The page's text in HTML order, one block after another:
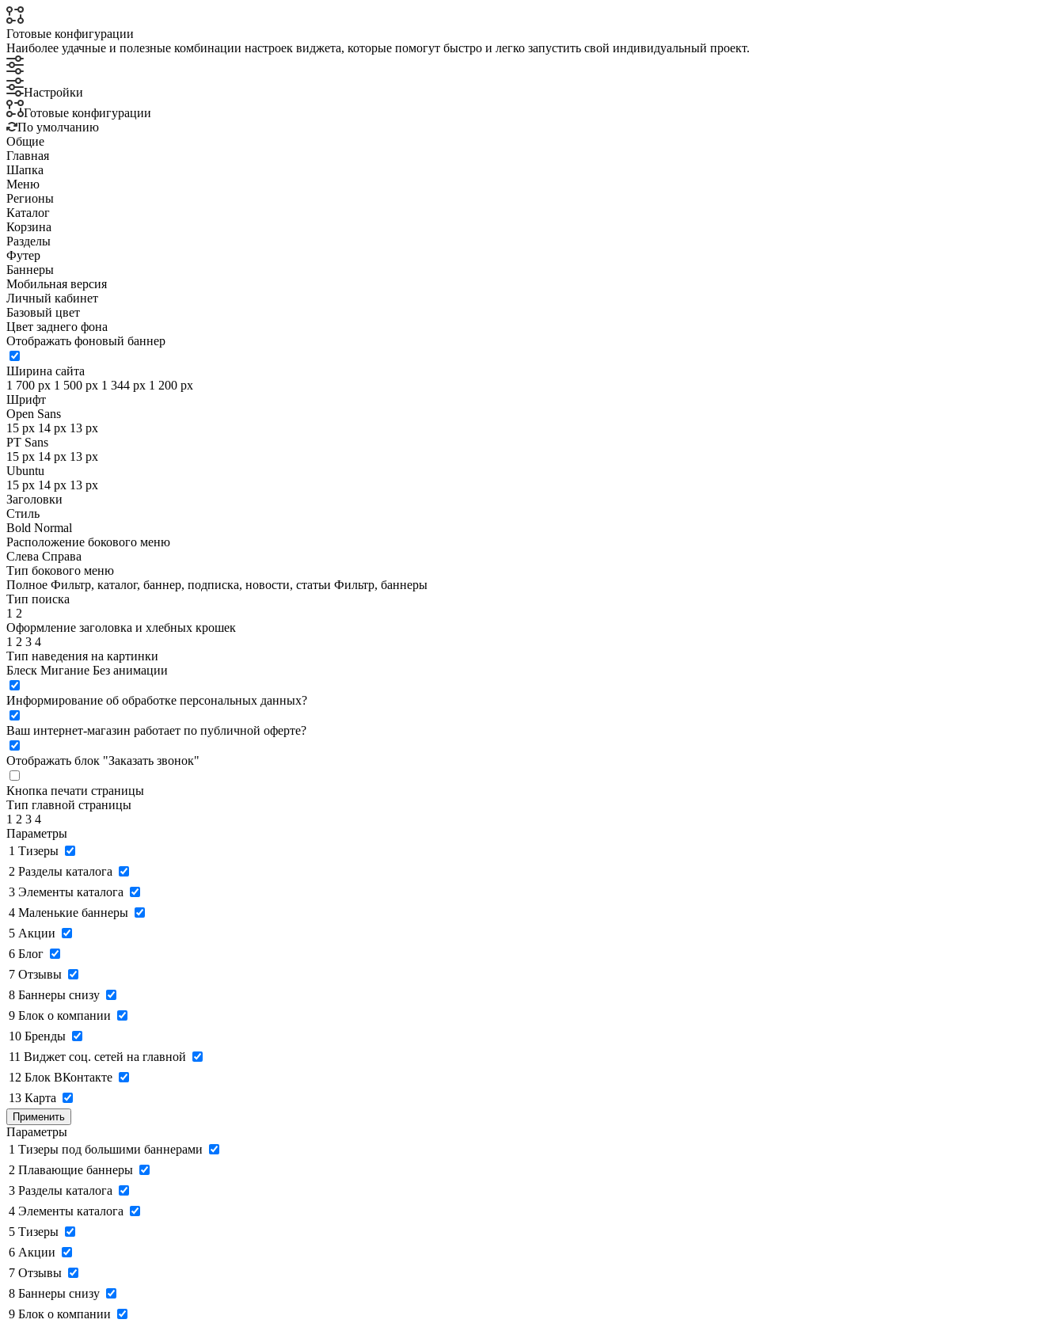
Готовые конфигурации
Наиболее удачные и полезные комбинации настроек виджета, которые помогут быстро и легко запустить свой индивидуальный проект.
Настройки
Готовые конфигурации
По умолчанию
Общие
Главная
Шапка
Меню
Регионы
Каталог
Корзина
Разделы
Футер
Баннеры
Мобильная версия
Личный кабинет
Базовый цвет
Цвет заднего фона
Отображать фоновый баннер
Ширина сайта
1 700 px 1 500 px 1 344 px 1 200 px
Шрифт
Open Sans
15 px 14 px 13 px
PT Sans
15 px 14 px 13 px
Ubuntu
15 px 14 px 13 px
Заголовки
Стиль
Bold Normal
Расположение бокового меню
Слева Справа
Тип бокового меню
Полное Фильтр, каталог, баннер, подписка, новости, статьи Фильтр, баннеры
Тип поиска
1 2
Оформление заголовка и хлебных крошек
1 2 3 4
Тип наведения на картинки
Блеск Мигание Без анимации
Информирование об обработке персональных данных?
Ваш интернет-магазин работает по публичной оферте?
Отображать блок "Заказать звонок"
Кнопка печати страницы
Тип главной страницы
1 2 3 4
Параметры
1 Тизеры
2 Разделы каталога
3 Элементы каталога
4 Маленькие баннеры
5 Акции
6 Блог
7 Отзывы
8 Баннеры снизу
9 Блок о компании
10 Бренды
11 Виджет соц. сетей на главной
12 Блок ВКонтакте
13 Карта
Применить
Параметры
1 Тизеры под большими баннерами
2 Плавающие баннеры
3 Разделы каталога
4 Элементы каталога
5 Тизеры
6 Акции
7 Отзывы
8 Баннеры снизу
9 Блок о компании